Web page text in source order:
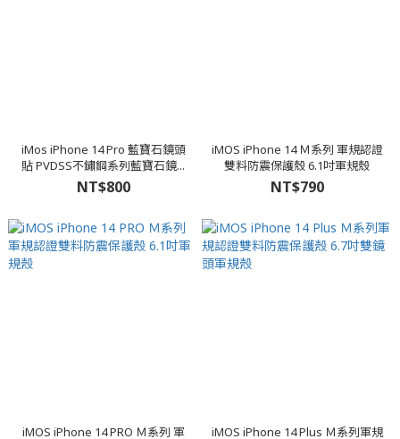
iMos iPhone 14 Pro 藍寶石鏡頭
貼 PVDSS不鏽鋼系列藍寶石鏡...
NT$800
iMOS iPhone 14 Ｍ系列 軍規認證
雙料防震保護殼 6.1吋軍規殼
NT$790
iMOS iPhone 14 PRO Ｍ系列 軍 iMOS iPhone 14 Plus Ｍ系列軍規